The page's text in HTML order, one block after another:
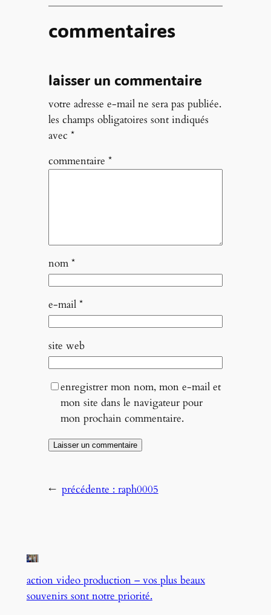
commentaires
laisser un commentaire
votre adresse e-mail ne sera pas publiée.
les champs obligatoires sont indiqués
avec *
commentaire *
nom *
e-mail *
site web
enregistrer mon nom, mon e-mail et
mon site dans le navigateur pour
mon prochain commentaire.
← précédente : raph0005
action video production – vos plus beaux
souvenirs sont notre priorité.